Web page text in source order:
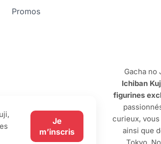
Promos
Je
m’inscris
Gacha no
Ichiban
figurines
curieux,
ainsi que